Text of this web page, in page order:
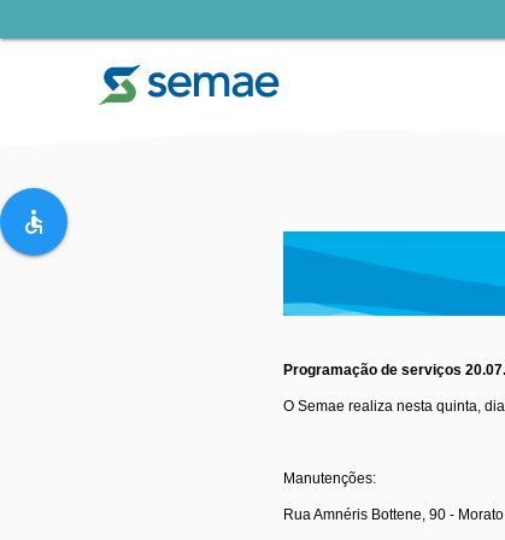
accessible
Programação de serviços
O Semae realiza nesta quinta,
Manutenções:
Rua Amnéris Bottene, 90 - Morato